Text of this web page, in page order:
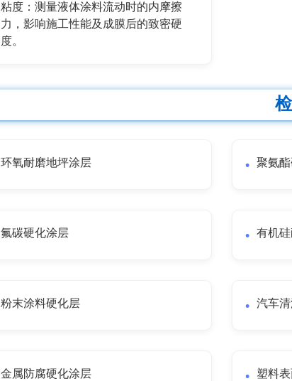
粘度：测量液体涂料流动时的内摩擦
力，影响施工性能及成膜后的致密硬
度。
环氧耐磨地坪涂层 聚氨
氟碳硬化涂层 有机
粉末涂料硬化层 汽车
金属防腐硬化涂层 塑料